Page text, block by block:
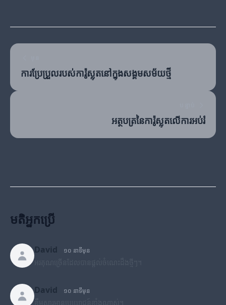
ការប្រែប្រួលរបស់ការ៉ូស្លុតនៅក្នុងសង្គមសម័យថ្មី
អត្ថបត្រ​នៃការ៉ូស្លុតលើការអប់រំ
មតិអ្នកប្រើ
David ១០ នាទីមុន
David ១០ នាទីមុន